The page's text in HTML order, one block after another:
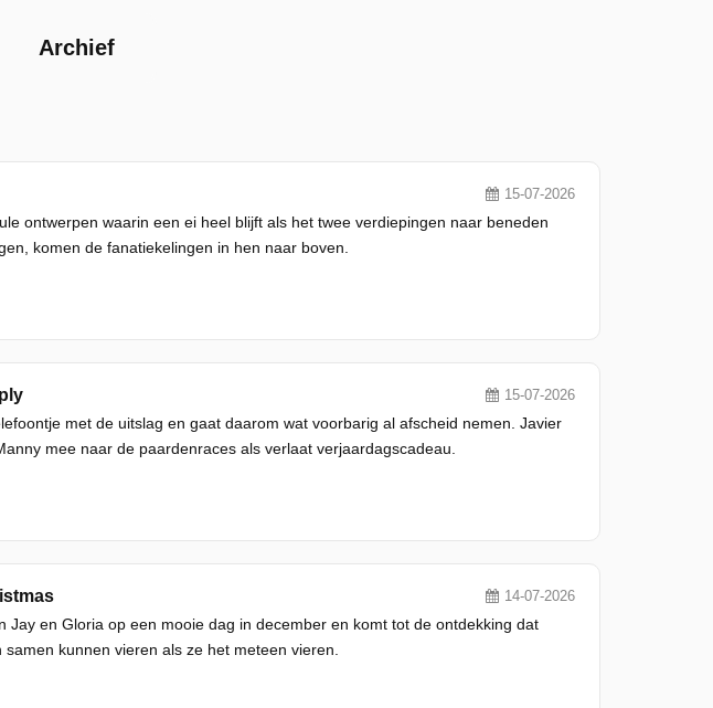
Archief
15-07-2026
ontwerpen waarin een ei heel blijft als het twee verdiepingen naar beneden
komen de fanatiekelingen in hen naar boven.
15-07-2026
met de uitslag en gaat daarom wat voorbarig al afscheid nemen. Javier
mee naar de paardenraces als verlaat verjaardagscadeau.
14-07-2026
Jay en Gloria op een mooie dag in december en komt tot de ontdekking dat
kunnen vieren als ze het meteen vieren.